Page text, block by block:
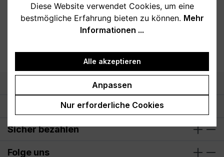
Keine Produkte gefunden.
Öffnungszeiten
Sicher bezahlen
Folge uns
Diese Website verwendet Cookies, um eine
bestmögliche Erfahrung bieten zu können. Mehr
Informationen ...
Alle akzeptieren
Anpassen
Nur erforderliche Cookies